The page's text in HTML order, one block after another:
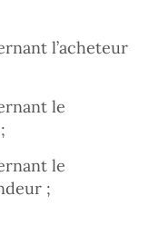
l’acheteur
le
le
;